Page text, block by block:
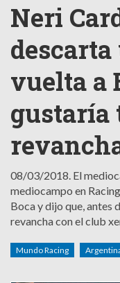
Neri
vuelta a
gustaría
08/03/2018. El
mediocampo en
Boca y dijo que, antes
revancha con el club
Mundo Racing